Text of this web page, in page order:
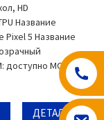
HD
Название
Pixel 5 Название
доступно MOQ:
ДЕТАЛЬ